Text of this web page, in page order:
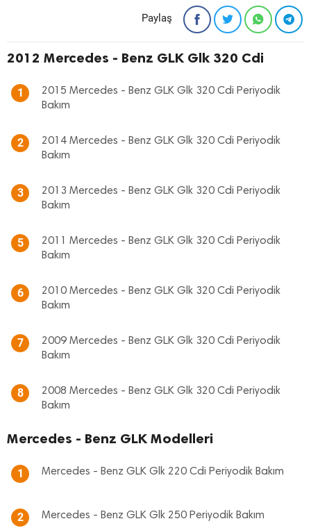
Paylaş
2012 Mercedes - Benz GLK Glk 320 Cdi
1
2015 Mercedes - Benz GLK Glk 320 Cdi Periyodik
Bakım
2
2014 Mercedes - Benz GLK Glk 320 Cdi Periyodik
Bakım
3
2013 Mercedes - Benz GLK Glk 320 Cdi Periyodik
Bakım
5
2011 Mercedes - Benz GLK Glk 320 Cdi Periyodik
Bakım
6
2010 Mercedes - Benz GLK Glk 320 Cdi Periyodik
Bakım
7
2009 Mercedes - Benz GLK Glk 320 Cdi Periyodik
Bakım
8
2008 Mercedes - Benz GLK Glk 320 Cdi Periyodik
Bakım
Mercedes - Benz GLK Modelleri
1 Mercedes - Benz GLK Glk 220 Cdi Periyodik Bakım
2 Mercedes - Benz GLK Glk 250 Periyodik Bakım